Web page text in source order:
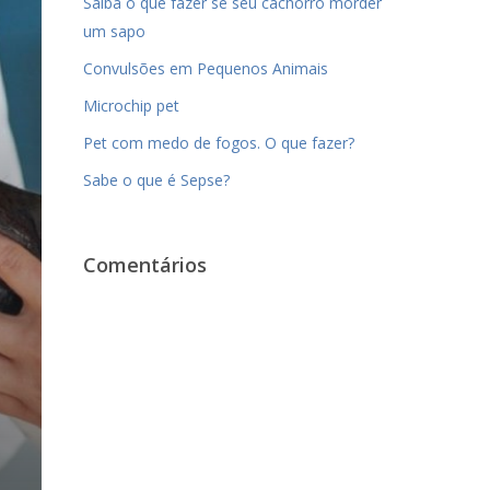
um sapo
Convulsões em Pequenos Animais
Microchip pet
Pet com medo de fogos. O que fazer?
Sabe o que é Sepse?
Comentários